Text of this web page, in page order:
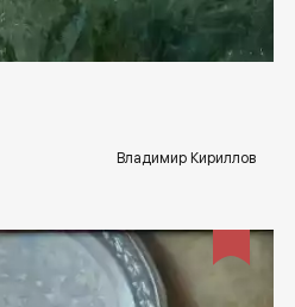
Владимир Кириллов